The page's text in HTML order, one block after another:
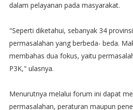
dalam pelayanan pada masyarakat.
"Seperti diketahui, sebanyak 34
permasalahan yang berbeda- beda.
membahas dua fokus, yaitu
P3K," ulasnya.
Menurutnya melalui forum ini dapat
permasalahan, peraturan maupun